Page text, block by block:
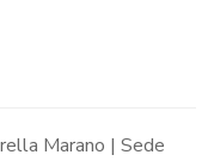
Marano | Sede